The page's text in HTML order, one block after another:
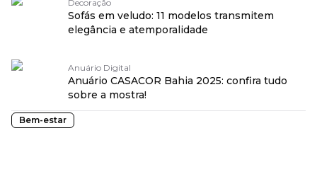
Decoração
Sofás em veludo: 11 modelos transmitem
elegância e atemporalidade
Anuário Digital
Anuário CASACOR Bahia 2025: confira tudo
sobre a mostra!
Bem-estar